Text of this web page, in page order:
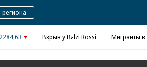
региона
Взрыв у Balzi Rossi Мигранты в